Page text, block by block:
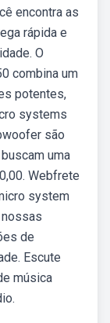
encontra as
rápida e
O
combina um
potentes,
systems
são
uma
Webfrete
system
de
Escute
música